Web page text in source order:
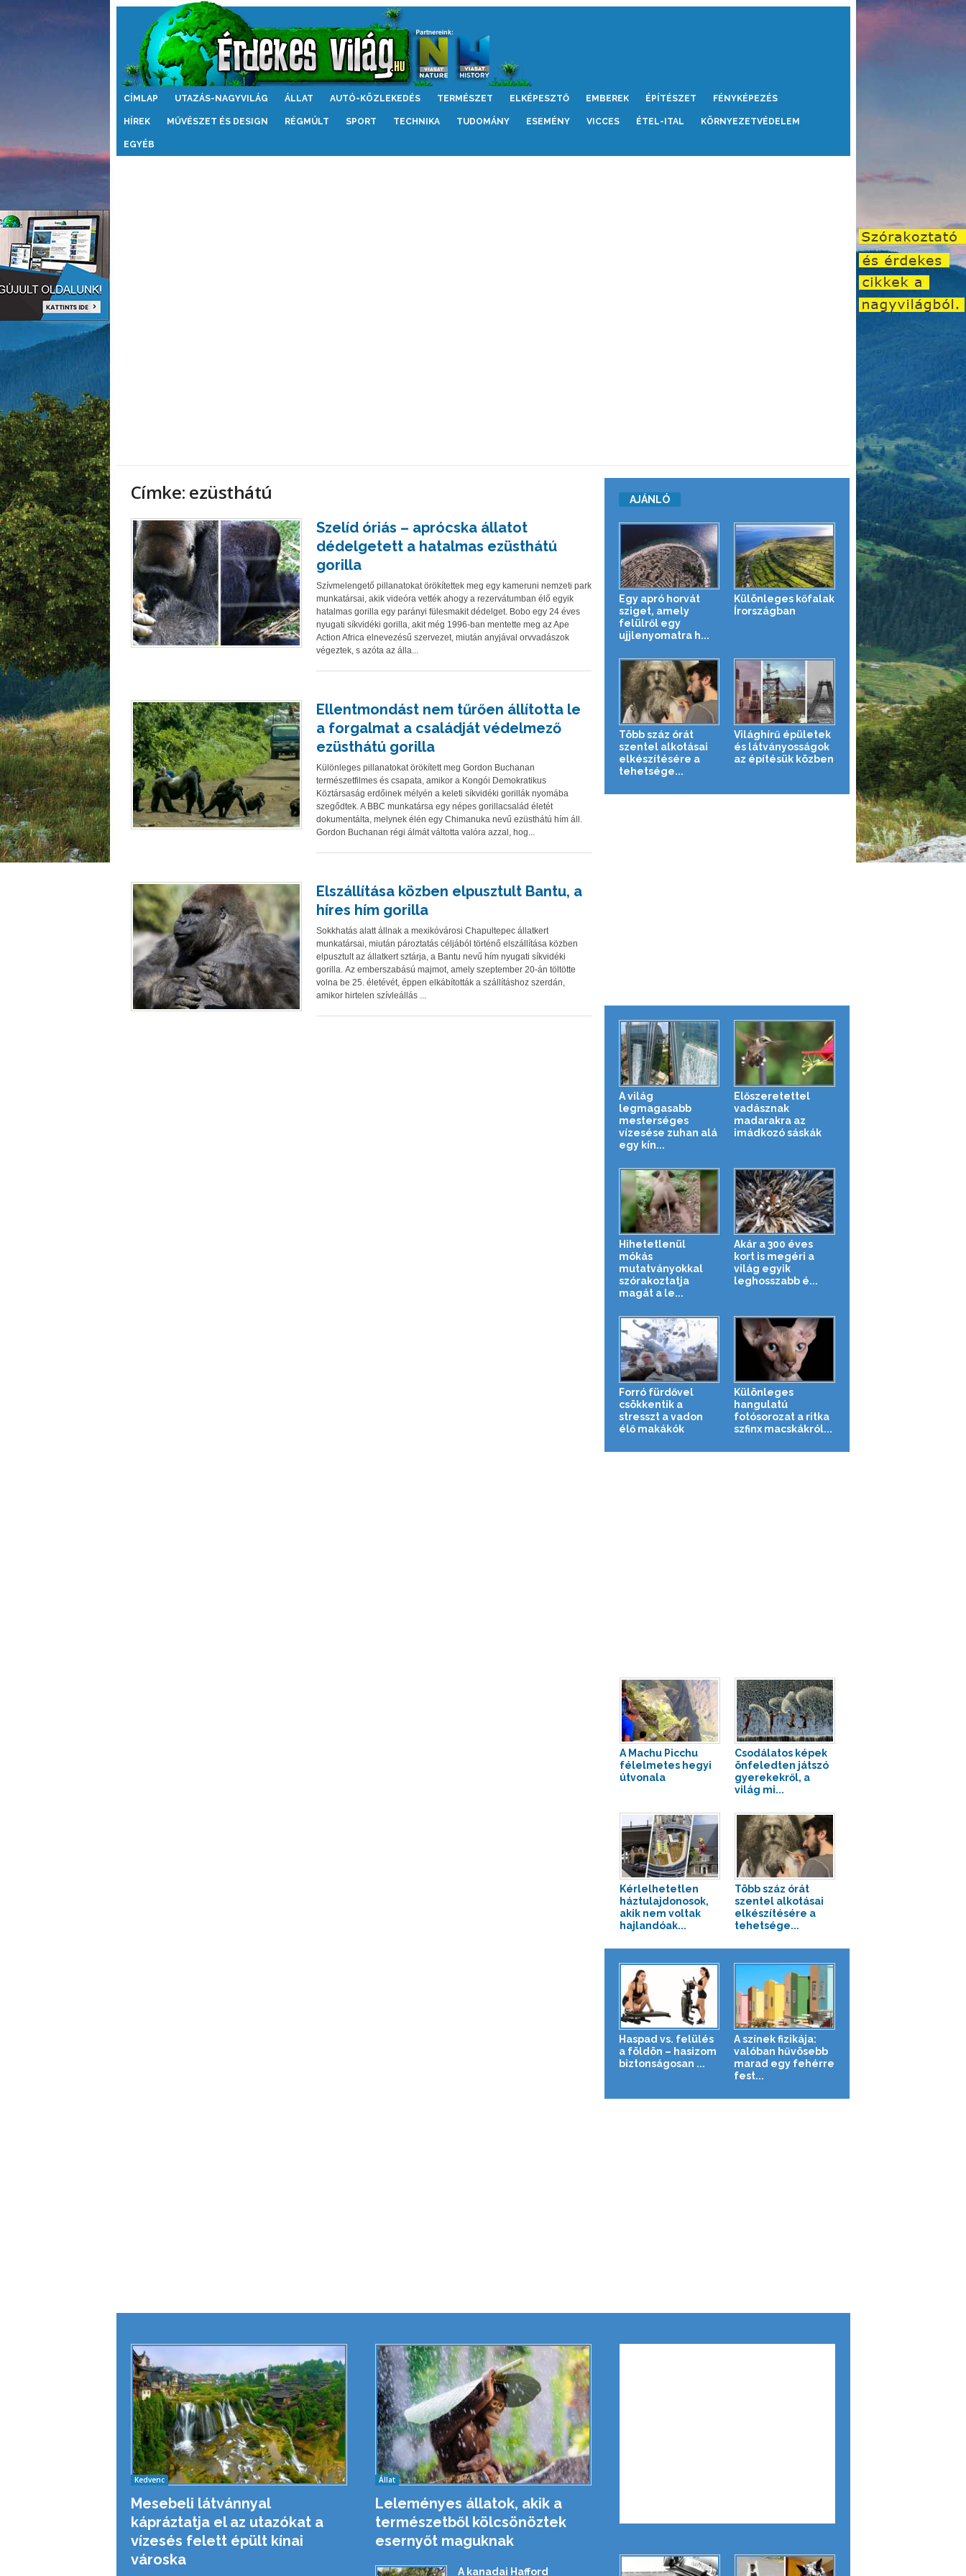
Érdekes
CÍMLAP UTAZÁS-NAGYVILÁG ÁLLAT AUTÓ-KÖZLEKEDÉS TERMÉSZET ELKÉPESZTŐ EMBEREK ÉPÍTÉSZET FÉNYKÉPEZÉS
HÍREK MŰVÉSZET ÉS DESIGN RÉGMÚLT SPORT TECHNIKA TUDOMÁNY ESEMÉNY VICCES ÉTEL-ITAL KÖRNYEZETVÉDELEM
EGYÉB
Címke: ezüsthátú
Szelíd óriás – aprócska állatot
dédelgetett a hatalmas ezüsthátú
gorilla
Szívmelengető pillanatokat örökítettek meg egy kameruni nemzeti park
munkatársai, akik videóra vették ahogy a rezervátumban élő egyik
hatalmas gorilla egy parányi fülesmakit dédelget. Bobo egy 24 éves
nyugati síkvidéki gorilla, akit még 1996-ban mentette meg az Ape
Action Africa elnevezésű szervezet, miután anyjával orvvadászok
végeztek, s azóta az álla...
Ellentmondást nem tűrően állította le
a forgalmat a családját védelmező
ezüsthátú gorilla
Különleges pillanatokat örökített meg Gordon Buchanan
természetfilmes és csapata, amikor a Kongói Demokratikus
Köztársaság erdőinek mélyén a keleti síkvidéki gorillák nyomába
szegődtek. A BBC munkatársa egy népes gorillacsalád életét
dokumentálta, melynek élén egy Chimanuka nevű ezüsthátú hím áll.
Gordon Buchanan régi álmát váltotta valóra azzal, hog...
Elszállítása közben elpusztult Bantu, a
híres hím gorilla
Sokkhatás alatt állnak a mexikóvárosi Chapultepec állatkert
munkatársai, miután pároztatás céljából történő elszállítása közben
elpusztult az állatkert sztárja, a Bantu nevű hím nyugati síkvidéki
gorilla. Az emberszabású majmot, amely szeptember 20-án töltötte
volna be 25. életévét, éppen elkábították a szállításhoz szerdán,
amikor hirtelen szívleállás ...
AJÁNLÓ
Egy apró horvát
sziget, amely
felülről egy
ujjlenyomatra h...
Különleges kőfalak
Írországban
Több száz órát
szentel alkotásai
elkészítésére a
tehetsége...
Világhírű épületek
és látványosságok
az építésük közben
A világ
legmagasabb
mesterséges
vízesése zuhan alá
egy kín...
Előszeretettel
vadásznak
madarakra az
imádkozó sáskák
Hihetetlenül
mókás
mutatványokkal
szórakoztatja
magát a le...
Akár a 300 éves
kort is megéri a
világ egyik
leghosszabb é...
Forró fürdővel
csökkentik a
stresszt a vadon
élő makákók
Különleges
hangulatú
fotósorozat a ritka
szfinx macskákról...
A Machu Picchu
félelmetes hegyi
útvonala
Csodálatos képek
önfeledten játszó
gyerekekről, a
világ mi...
Kérlelhetetlen
háztulajdonosok,
akik nem voltak
hajlandóak...
Több száz órát
szentel alkotásai
elkészítésére a
tehetsége...
Haspad vs. felülés
a földön – hasizom
biztonságosan ...
A színek fizikája:
valóban hűvösebb
marad egy fehérre
fest...
Kedvenc
Mesebeli látvánnyal
kápráztatja el az utazókat a
vízesés felett épült kínai
városka
Állat
Leleményes állatok, akik a
természetből kölcsönöztek
esernyőt maguknak
A kanadai Hafford